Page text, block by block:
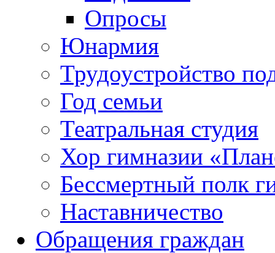
Опросы
Юнармия
Трудоустройство
Год семьи
Театральная студия
Хор гимназии
Бессмертный полк
Наставничество
Обращения граждан